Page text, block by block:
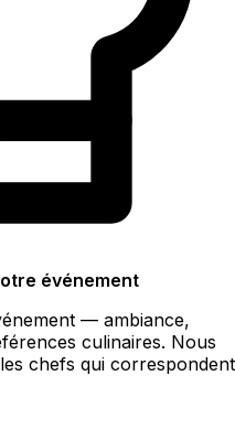
événement
— ambiance,
culinaires. Nous
chefs qui correspondent